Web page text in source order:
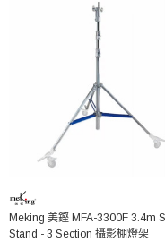
Meking 美鏗 MFA-3300F 3.4m
Stand - 3 Section 攝影棚燈架